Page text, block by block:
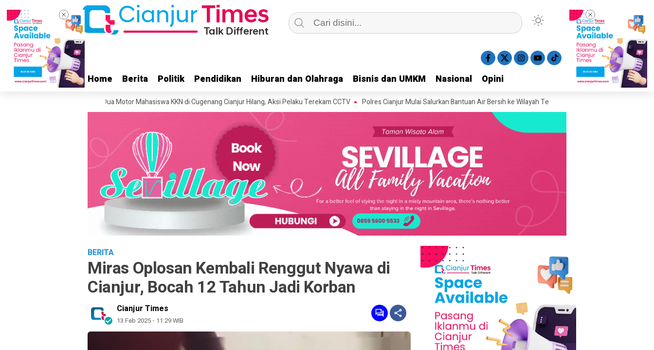
Home Berita Politik Pendidikan Hiburan dan Olahraga Bisnis dan UMKM Nasional Opini
Home Berita Politik Pendidikan Hiburan dan Olahraga Bisnis dan UMKM Nasional Opini
Dua Motor Mahasiswa KKN di Cugenang Cianjur Hilang, Aksi Pelaku Terekam CCTV Polres Cianjur Mulai Salurkan Bantuan Air Bersih ke Wilayah Terdampak Kekeringan di Cianjur
BERITA
Miras Oplosan Kembali Renggut Nyawa di
Cianjur, Bocah 12 Tahun Jadi Korban
Cianjur Times
13 Feb 2025 - 11:29 WIB